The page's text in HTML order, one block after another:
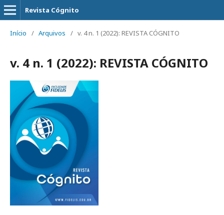
Revista Cógnito
Início / Arquivos / v. 4 n. 1 (2022): REVISTA CÓGNITO
v. 4 n. 1 (2022): REVISTA CÓGNITO